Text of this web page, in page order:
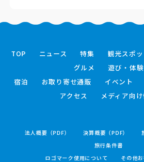
TOP ニュース 特集 観光スポ
グルメ
遊び・体験
宿泊
お取り寄せ通販 イベント
アクセス
メディア向
法人概要（PDF） 決算概要（PDF）
旅行条件書
ロゴマーク使用について
その他